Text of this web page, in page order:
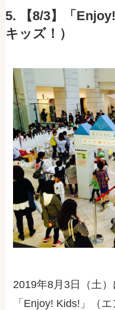
5. 【8/3】「
キッズ！）
2019年8月3日（土
「Enjoy! Kids!」（